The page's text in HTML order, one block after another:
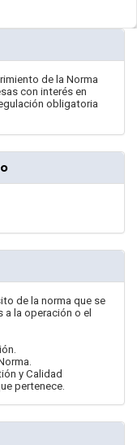
de la Norma
con interés en
obligatoria
de la norma que se
la operación o el
y Calidad
pertenece.